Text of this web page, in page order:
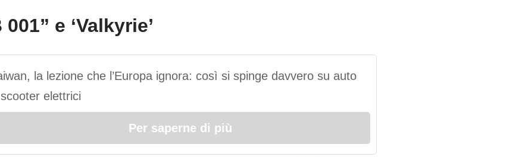
e ‘Valkyrie’
la lezione che l’Europa ignora: così si spinge davvero su auto
elettrici
Per saperne di più